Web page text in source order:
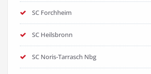
SC Forchheim
SC Heilsbronn
SC Noris-Tarrasch Nbg